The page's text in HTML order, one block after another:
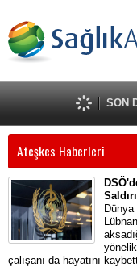
SON
Ateşkes Haberleri
Dünya
çalışanı da hayatını